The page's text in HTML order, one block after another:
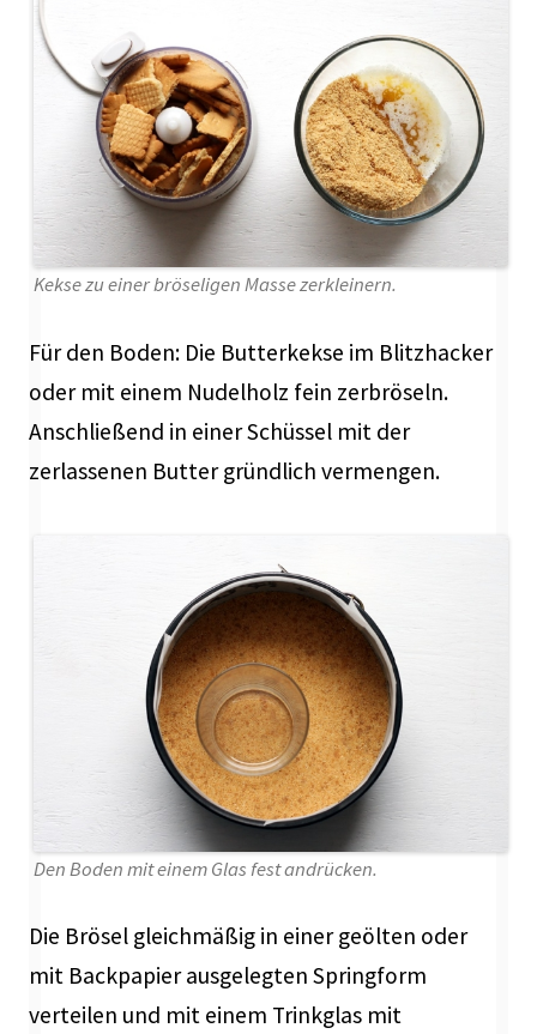
Kekse zu einer bröseligen Masse zerkleinern.
Für den Boden: Die Butterkekse im Blitzhacker
oder mit einem Nudelholz fein zerbröseln.
Anschließend in einer Schüssel mit der
zerlassenen Butter gründlich vermengen.
Den Boden mit einem Glas fest andrücken.
Die Brösel gleichmäßig in einer geölten oder
mit Backpapier ausgelegten Springform
verteilen und mit einem Trinkglas mit